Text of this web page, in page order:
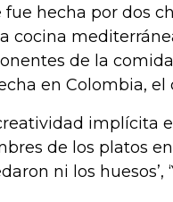
fue hecha por dos
cocina
de la
en Colombia, el
implícita
de los platos
ni los huesos’,